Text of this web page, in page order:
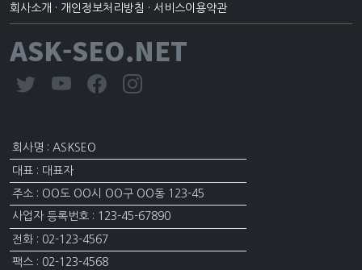
회사소개 · 개인정보처리방침 · 서비스이용약관
ASK-SEO.NET
회사명 : ASKSEO
대표 : 대표자
주소 : OO도 OO시 OO구 OO동 123-45
사업자 등록번호 : 123-45-67890
전화 : 02-123-4567
팩스 : 02-123-4568